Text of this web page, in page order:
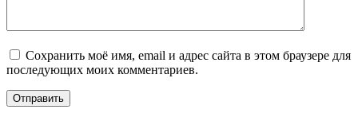
Сохранить моё имя, email и адрес сайта в этом браузере для
последующих моих комментариев.